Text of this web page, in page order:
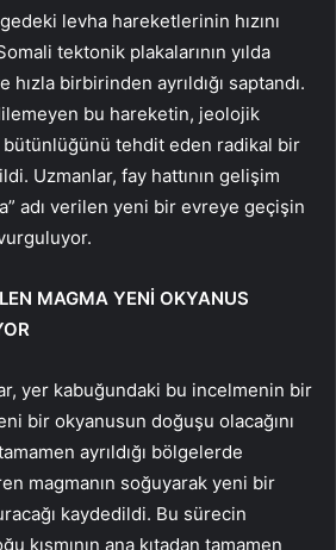
levha hareketlerinin hızını
tektonik plakalarının yılda
birbirinden ayrıldığı saptandı.
bu hareketin, jeolojik
bütünlüğünü tehdit eden radikal bir
Uzmanlar, fay hattının gelişim
adı verilen yeni bir evreye geçişin
MAGMA YENİ OKYANUS
yer kabuğundaki bu incelmenin bir
bir okyanusun doğuşu olacağını
ayrıldığı bölgelerde
magmanın soğuyarak yeni bir
kaydedildi. Bu sürecin
kısmının ana kıtadan tamamen